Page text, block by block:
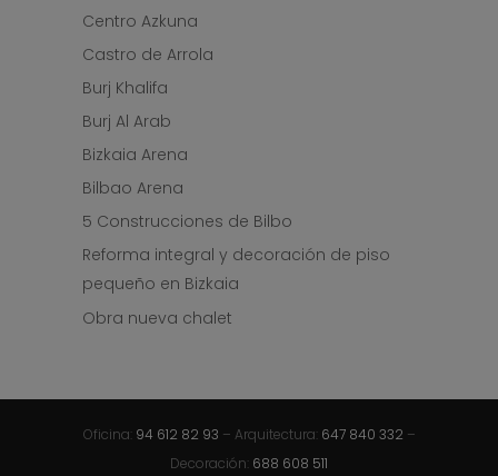
Centro Azkuna
Castro de Arrola
Burj Khalifa
Burj Al Arab
Bizkaia Arena
Bilbao Arena
5 Construcciones de Bilbo
Reforma integral y decoración de piso
pequeño en Bizkaia
Obra nueva chalet
Oficina: 94 612 82 93 – Arquitectura: 647 840 332 –
Decoración: 688 608 511